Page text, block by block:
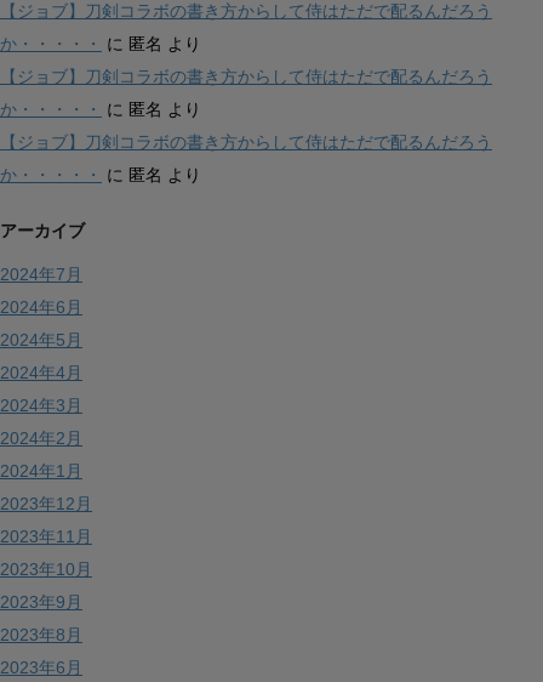
【ジョブ】刀剣コラボの書き方からして侍はただで配るんだろう
か・・・・・
に 匿名 より
【ジョブ】刀剣コラボの書き方からして侍はただで配るんだろう
か・・・・・
に 匿名 より
【ジョブ】刀剣コラボの書き方からして侍はただで配るんだろう
か・・・・・
に 匿名 より
アーカイブ
2024年7月
2024年6月
2024年5月
2024年4月
2024年3月
2024年2月
2024年1月
2023年12月
2023年11月
2023年10月
2023年9月
2023年8月
2023年6月